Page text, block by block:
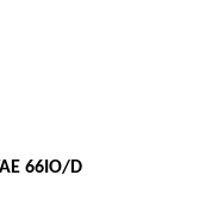
66IO/D